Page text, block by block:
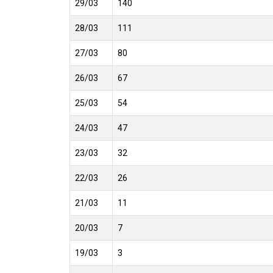
29/03 140
28/03 111
27/03 80
26/03 67
25/03 54
24/03 47
23/03 32
22/03 26
21/03 11
20/03 7
19/03 3